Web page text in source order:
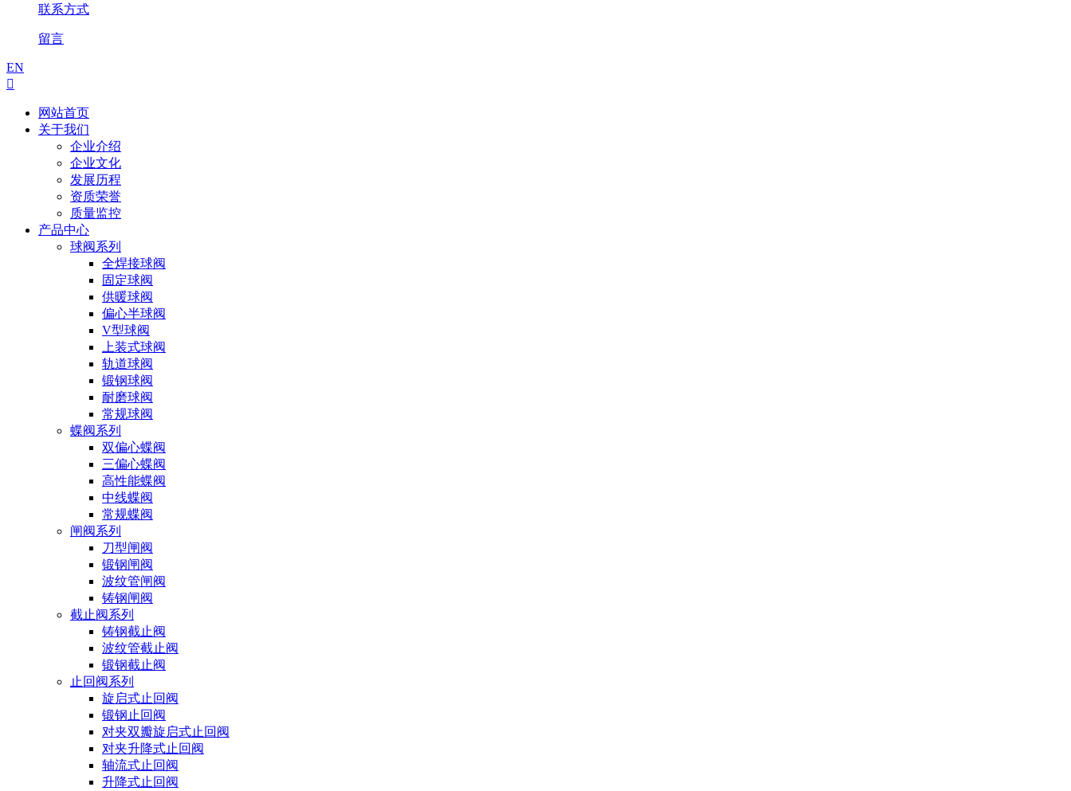
联系方式
留言
EN

网站首页
关于我们
企业介绍
企业文化
发展历程
资质荣誉
质量监控
产品中心
球阀系列
全焊接球阀
固定球阀
供暖球阀
偏心半球阀
V型球阀
上装式球阀
轨道球阀
锻钢球阀
耐磨球阀
常规球阀
蝶阀系列
双偏心蝶阀
三偏心蝶阀
高性能蝶阀
中线蝶阀
常规蝶阀
闸阀系列
刀型闸阀
锻钢闸阀
波纹管闸阀
铸钢闸阀
截止阀系列
铸钢截止阀
波纹管截止阀
锻钢截止阀
止回阀系列
旋启式止回阀
锻钢止回阀
对夹双瓣旋启式止回阀
对夹升降式止回阀
轴流式止回阀
升降式止回阀